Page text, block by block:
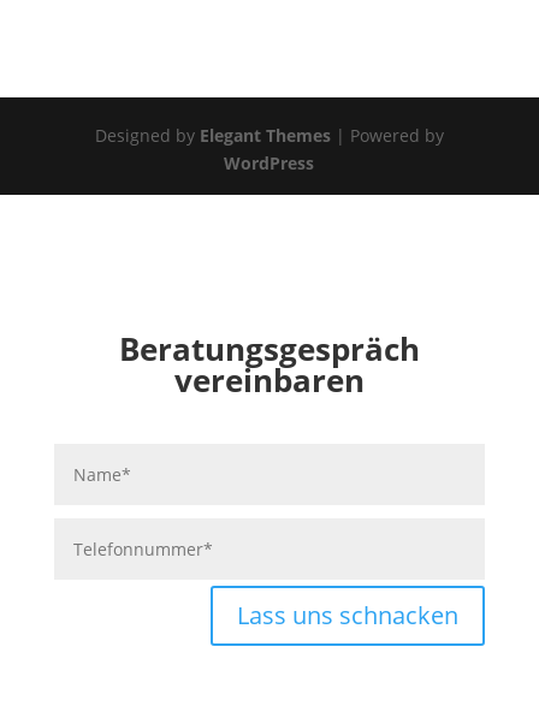
Designed by Elegant Themes| Powered by
WordPress
Beratungsgespräch
vereinbaren
Lass uns schnacken